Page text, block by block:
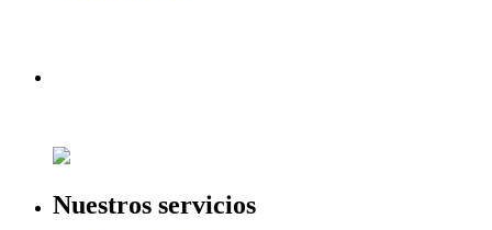
Nuestros servicios